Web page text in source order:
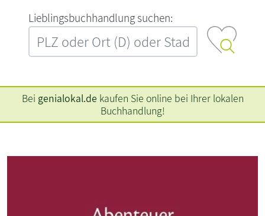
L‍i‍e‍b‍l‍i‍n‍g‍s‍b‍u‍c‍h‍h‍a‍n‍d‍l‍u‍n‍g‍ ‍s‍u‍c‍h‍e‍n‍:‍
Bei genialokal.de kaufen Sie online bei Ihrer lokalen
Buchhandlung!